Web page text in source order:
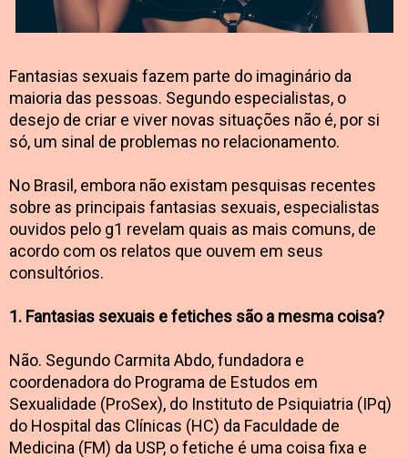
Fantasias sexuais fazem parte do imaginário da
maioria das pessoas. Segundo especialistas, o
desejo de criar e viver novas situações não é, por si
só, um sinal de problemas no relacionamento.
No Brasil, embora não existam pesquisas recentes
sobre as principais fantasias sexuais, especialistas
ouvidos pelo g1 revelam quais as mais comuns, de
acordo com os relatos que ouvem em seus
consultórios.
1. Fantasias sexuais e fetiches são a mesma coisa?
Não. Segundo Carmita Abdo, fundadora e
coordenadora do Programa de Estudos em
Sexualidade (ProSex), do Instituto de Psiquiatria (IPq)
do Hospital das Clínicas (HC) da Faculdade de
Medicina (FM) da USP, o fetiche é uma coisa fixa e